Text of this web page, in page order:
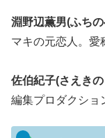
淵野辺薫男(ふち
マキの元恋人。愛
佐伯紀子(さえき
編集プロダクショ